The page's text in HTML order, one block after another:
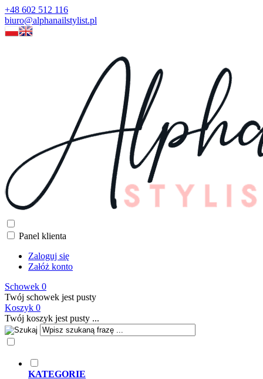
+48 602 512 116
biuro@alphanailstylist.pl
Panel klienta
Zaloguj się
Załóż konto
Schowek 0
Twój schowek jest pusty
Koszyk 0
Twój koszyk jest pusty ...
KATEGORIE